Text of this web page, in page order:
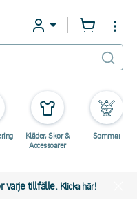
Kläder, Skor &
Accessoarer
Sommar
varje tillfälle. Klicka här!